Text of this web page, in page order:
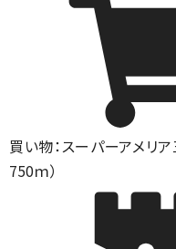
買い物：スーパーアメリ
750ｍ）